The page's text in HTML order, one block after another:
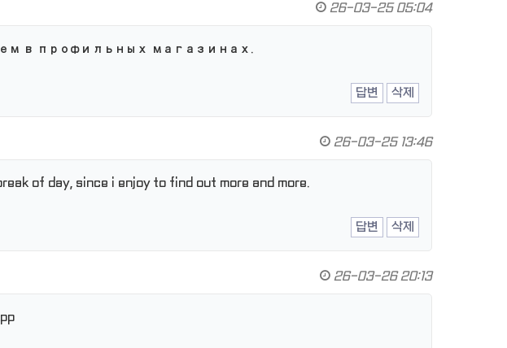
26-03-25 05:04
в профильных магазинах.
답변
삭제
26-03-25 13:46
of day, since i enjoy to find out more and more.
답변
삭제
26-03-26 20:13